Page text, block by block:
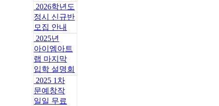
2026학년도
정시 신규반
모집 안내
2025년
아이엠아트
랩 마지막
입학 설명회
2025 1차
문예창작
일일 무료